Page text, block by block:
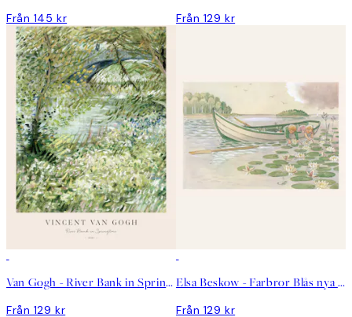
Från 145 kr Från 129 kr
Van Gogh - River Bank in Springtime Poster
Från 129 kr
Elsa Beskow - Farbror Blås nya båt Poster
Från 129 kr